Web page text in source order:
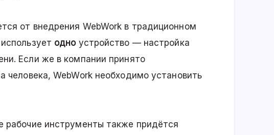
от внедрения WebWork в традиционном
одноустройство — настройка
Если же в компании принято
человека, WebWork необходимо установить
рабочие инструменты также придётся